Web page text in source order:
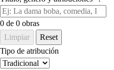
0 de 0 obras
Limpiar
Reset
Tipo de atribución